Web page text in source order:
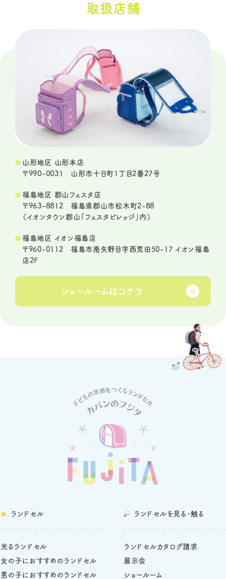
取扱店舗
山形地区 山形本店
〒990-0031 山形市十日町1丁目2番27号
福島地区 郡山フェスタ店
〒963-8812 福島県郡山市松木町2-88
（イオンタウン郡山「フェスタビレッジ」内）
福島地区 イオン福島店
〒960-0112 福島市南矢野目字西荒田50-17 イオン福島
店2F
ショールームは コチラ
ランドセル
光るランドセル
女の子におすすめのランドセル
男の子におすすめのランドセル
ランドセルを 見る・触る
ランドセルカタログ請求
展示会
ショールーム